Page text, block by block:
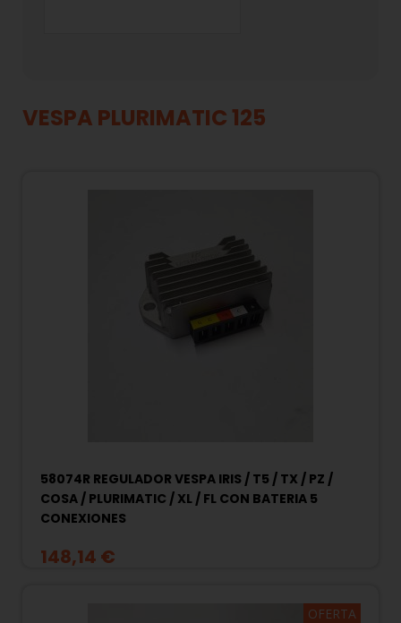
VESPA PLURIMATIC 125
58074R REGULADOR VESPA IRIS / T5 / TX / PZ /
COSA / PLURIMATIC / XL / FL CON BATERIA 5
CONEXIONES
148,14 €
OFERTA